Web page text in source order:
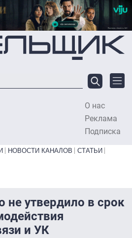
О нас
Реклама
Подписка
НОВОСТИ КАНАЛОВ
СТАТЬИ
не утвердило в срок
и УК